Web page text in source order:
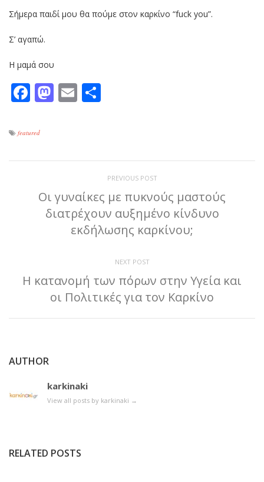
Σήμερα παιδί μου θα πούμε στον καρκίνο “fuck you”.
Σ’ αγαπώ.
Η μαμά σου
Facebook
Mastodon
Email
featured
PREVIOUS POST
Οι γυναίκες με πυκνούς μαστούς
διατρέχουν αυξημένο κίνδυνο
εκδήλωσης καρκίνου;
NEXT POST
Η κατανομή των πόρων στην Υγεία και
οι Πολιτικές για τον Καρκίνο
AUTHOR
karkinaki
View all posts by karkinaki →
RELATED POSTS